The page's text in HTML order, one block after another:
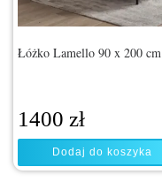
Łóżko Lamello 90 x 200 cm
1400 zł
Dodaj do koszyka